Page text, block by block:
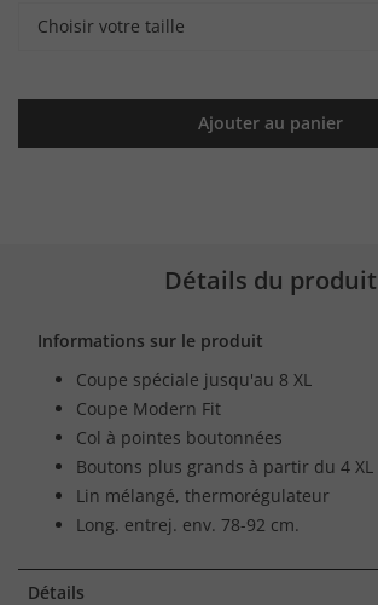
Choisir votre taille
Ajouter au panier
Détails du produit
Informations sur le produit
Coupe spéciale jusqu'au 8 XL
Coupe Modern Fit
Col à pointes boutonnées
Boutons plus grands à partir du 4 XL
Lin mélangé, thermorégulateur
Long. entrej. env. 78-92 cm.
Détails